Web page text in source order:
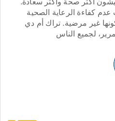
عدم كفاءة الرعاية الصحية
غير مرضية. تراك أم دي
لجميع الناس